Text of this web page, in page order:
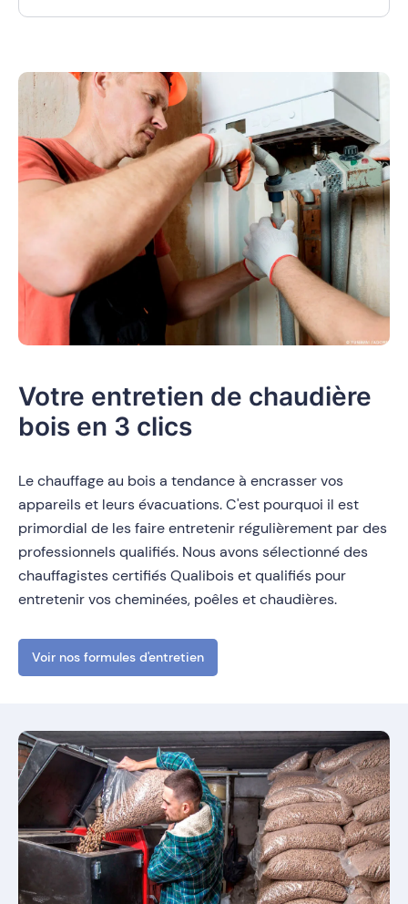
Votre entretien de chaudière
bois en 3 clics
Le chauffage au bois a tendance à encrasser vos
appareils et leurs évacuations. C'est pourquoi il est
primordial de les faire entretenir régulièrement par des
professionnels qualifiés. Nous avons sélectionné des
chauffagistes certifiés Qualibois et qualifiés pour
entretenir vos cheminées, poêles et chaudières.
Voir nos formules d'entretien